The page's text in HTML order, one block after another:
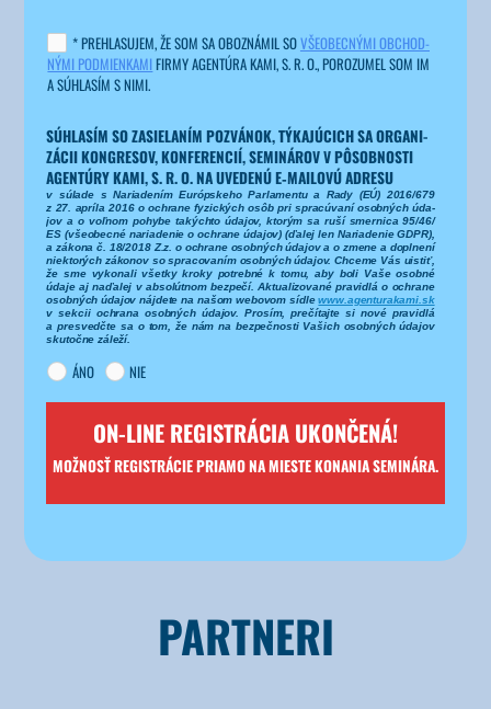
* PRE­HLA­SU­JEM, ŽE SOM SA OBO­ZNÁ­MIL SOVŠE­OBEC­NÝ­MI OBCHOD­
NÝ­MI POD­MIEN­KA­MIFIR­MY AGEN­TÚ­RA KAMI, S. R. O., PORO­ZU­MEL SOM IM
A SÚHLA­SÍM S NIMI.
SÚHLA­SÍM SO ZASIE­LA­NÍM POZVÁ­NOK, TÝKA­JÚ­CICH SA ORGA­NI­
ZÁ­CII KON­GRE­SOV, KON­FE­REN­CIÍ, SEMI­NÁ­ROV V PÔSOB­NOS­TI
AGEN­TÚ­RY KAMI, S. R. O. NA UVE­DE­NÚ E‑MAILOVÚ ADRE­SU
v súla­de s Naria­de­ním Európ­ske­ho Par­la­men­tu a Rady (EÚ) 2016/​679
z 27. aprí­la 2016 o ochra­ne fyzic­kých osôb pri spra­cú­va­ní osob­ných úda­
jov a o voľ­nom pohy­be takých­to úda­jov, kto­rým sa ruší smer­ni­ca 95/​46/​
ES (vše­obec­né naria­de­nie o ochra­ne úda­jov) (ďalej len Naria­de­nie GDPR),
a záko­na č. 18/​2018 Z.z. o ochra­ne osob­ných úda­jov a o zme­ne a dopl­ne­ní
nie­kto­rých záko­nov so spra­co­va­ním osob­ných úda­jov. Chce­me Vás uis­tiť,
že sme vyko­na­li všet­ky kro­ky potreb­né k tomu, aby boli Vaše osob­né
úda­je aj naďa­lej v abso­lút­nom bez­pe­čí. Aktu­ali­zo­va­né pra­vid­lá o ochra­ne
osob­ných úda­jov náj­de­te na našom webo­vom síd­lewww.agenturakami.sk
v sek­cii ochra­na osob­ných úda­jov. Pro­sím, pre­čí­taj­te si nové pra­vid­lá
a pre­svedč­te sa o tom, že nám na bez­peč­nos­ti Vašich osob­ných úda­jov
sku­toč­ne zále­ží.
ÁNO NIE
ON-LINE REGISTRÁCIA UKONČENÁ!
MOŽ­NOSŤ REGIS­TRÁ­CIE PRIA­MO NA MIES­TE KONA­NIA SEMINÁRA.
PARTNERI